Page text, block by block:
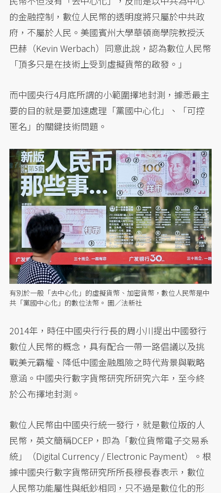
的金融控制，數位人民幣的透明度將只屬於中共政
府，不屬於人民。美國賓州大學華頓商學院教授沃
巴赫（Kevin Werbach）同意此說，認為數位人民幣
「頂多只是在技術上受到虛擬貨幣的啟發。」
而中國央行4月底所謂的小範圍擇地封測，據悉最主
要的目的就是要加速處理「黨國中心化」、「可控
匿名」的關鍵技術問題。
有別於一般「去中心化」的虛擬貨幣、加密貨幣，數位人民幣是中
共「黨國中心化」的數位法幣。 圖／法新社
2014年，時任中國央行行長的周小川提出中國發行
數位人民幣的概念，具有配合一帶一路倡議以及挑
戰美元霸權、降低中國金融風險之時代背景與戰略
意涵。中國央行數字貨幣研究所研究六年，至今終
於公布擇地封測。
數位人民幣由中國央行統一發行，就是數位版的人
民幣，英文簡稱DCEP，即為「數位貨幣電子交易系
統」（Digital Currency / Electronic Payment）。根
據中國央行數字貨幣研究所所長穆長春表示，數位
人民幣功能屬性與紙鈔相同，只不過是數位化的形